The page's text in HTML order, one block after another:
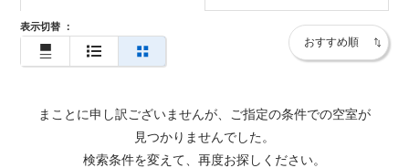
表示切替 ：
まことに申し訳ございませんが、ご指定の条件での空室が
見つかりませんでした。
検索条件を変えて、再度お探しください。